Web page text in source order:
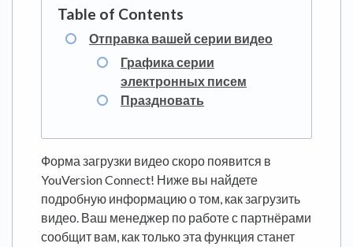
Отправка вашей серии видео
Графика серии
электронных писем
Праздновать
Форма загрузки видео скоро появится в
YouVersion Connect! Ниже вы найдете
подробную информацию о том, как загрузить
видео. Ваш менеджер по работе с партнёрами
сообщит вам, как только эта функция станет